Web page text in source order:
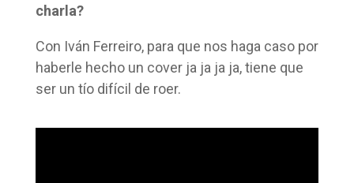
charla?
Con Iván Ferreiro, para que nos haga caso por
haberle hecho un cover ja ja ja ja, tiene que
ser un tío difícil de roer.